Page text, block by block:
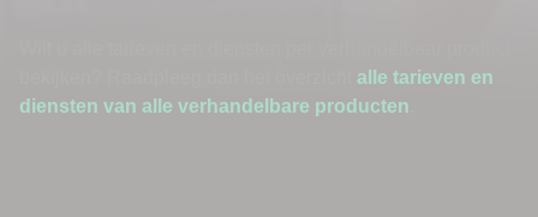
alle tarieven en
diensten van alle verhandelbare producten